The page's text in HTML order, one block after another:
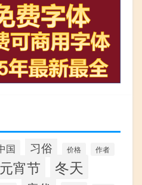
国 习俗 价格 作者
元宵节 冬天